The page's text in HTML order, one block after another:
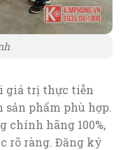
giá trị thực tiễn
phẩm phù hợp.
chính hãng 100%,
rõ ràng. Đăng ký